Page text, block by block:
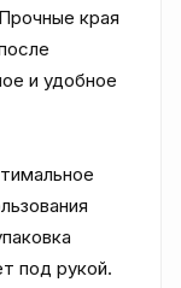
края
и удобное
под рукой.